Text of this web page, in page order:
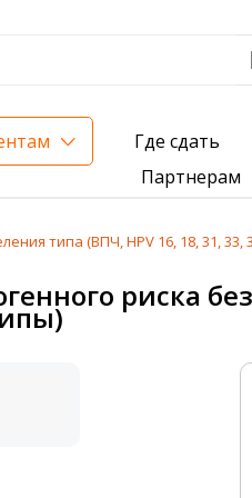
Где сдать
Партнерам
— всего 3 999 ₽
типа (ВПЧ, HPV 16, 18, 31, 33,
риска